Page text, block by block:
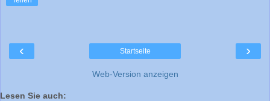
‹ ›
Startseite
Web-Version anzeigen
Lesen Sie auch: